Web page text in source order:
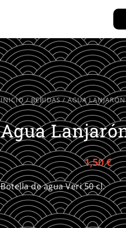
INICIO/BEBIDAS/ AGUA LANJARÓN
Agua
1,50€
Botella de agua Veri 50 cl.